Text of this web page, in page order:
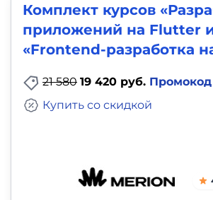
Комплект курсов
приложений на Flutter
«Frontend-разработка
21 580 19 420 руб. Промокод
Купить со скидкой